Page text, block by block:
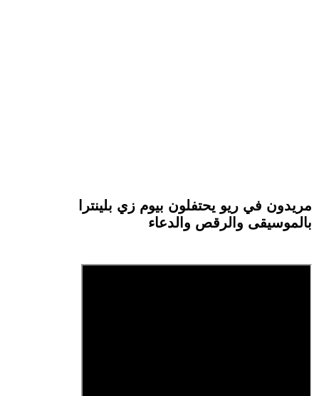
مريدون في ريو يحتفلون بيوم زي بلينترا
بالموسيقى والرقص والدعاء